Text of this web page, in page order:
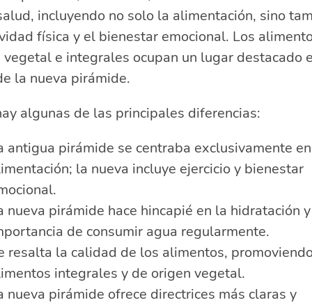
incluyendo no solo la alimentación, sino
física y el bienestar emocional. Los
vegetal e integrales ocupan un lugar destacado
la nueva pirámide.
algunas de las principales diferencias:
antigua pirámide se centraba exclusivamente
la nueva incluye ejercicio y bienestar
nueva pirámide hace hincapié en la hidratación
de consumir agua regularmente.
resalta la calidad de los alimentos,
integrales y de origen vegetal.
nueva pirámide ofrece directrices más claras y